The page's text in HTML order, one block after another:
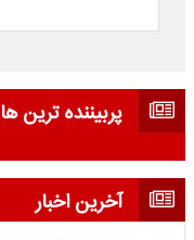
پربیننده ترین ها
آخرین اخبار